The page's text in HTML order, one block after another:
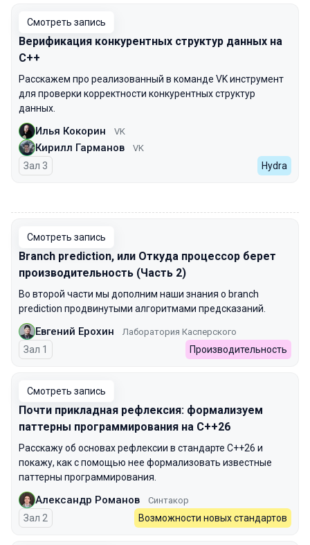
Смотреть запись
Верификация конкурентных структур данных на
C++
Расскажем про реализованный в команде VK инструмент
для проверки корректности конкурентных структур
данных.
Илья Кокорин VK
Кирилл Гарманов VK
Зал 3 Hydra
Смотреть запись
Branch prediction, или Откуда процессор берет
производительность (Часть 2)
Во второй части мы дополним наши знания о branch
prediction продвинутыми алгоритмами предсказаний.
Евгений Ерохин Лаборатория Касперского
Зал 1 Производительность
Смотреть запись
Почти прикладная рефлексия: формализуем
паттерны программирования на C++26
Расскажу об основах рефлексии в стандарте С++26 и
покажу, как с помощью нее формализовать известные
паттерны программирования.
Александр Романов Синтакор
Зал 2 Возможности новых стандартов